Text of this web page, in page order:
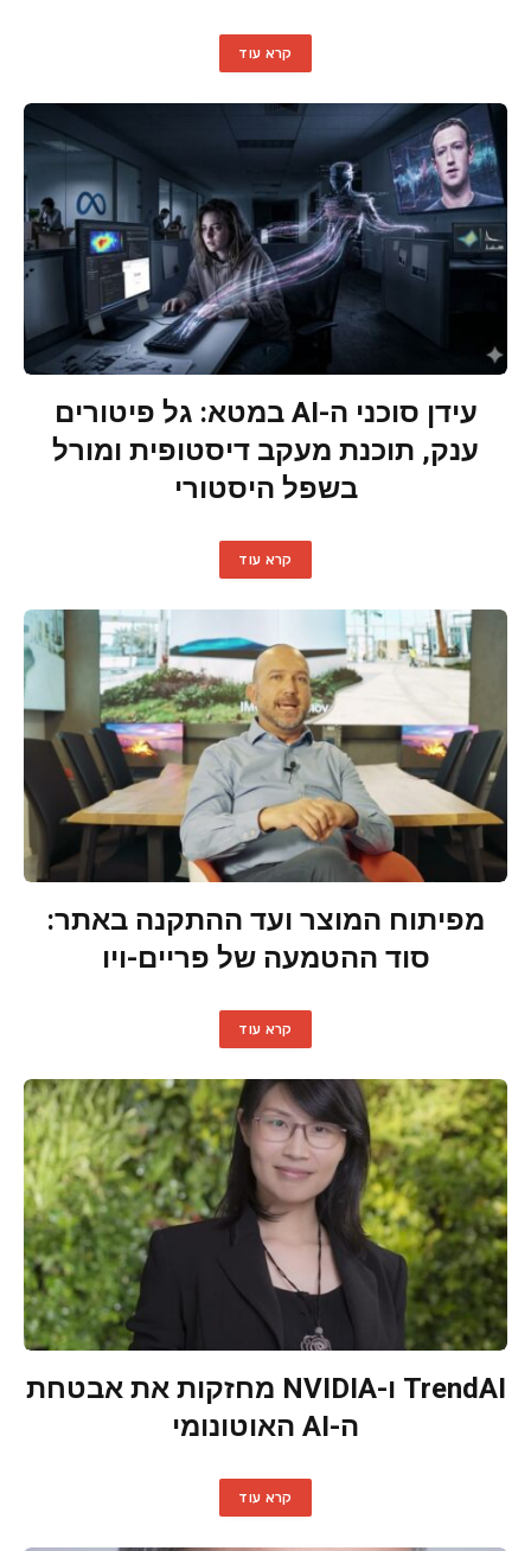
קרא עוד
עידן סוכני ה-AI במטא: גל פיטורים
ענק, תוכנת מעקב דיסטופית ומורל
בשפל היסטורי
קרא עוד
מפיתוח המוצר ועד ההתקנה באתר:
סוד ההטמעה של פריים-ויו
קרא עוד
TrendAI ו-NVIDIA מחזקות את אבטחת
ה-AI האוטונומי
קרא עוד